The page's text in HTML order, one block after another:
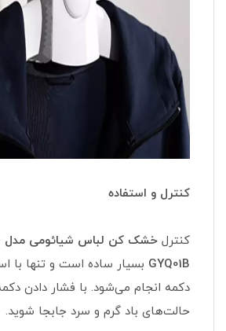
کنترل و استفاده
کنترل
GYQ01B بسیار ساده است و تنها با
دکمه انجام می‌شود. با فشار دادن
حالت‌های باد گرم و سرد جابجا شوید.